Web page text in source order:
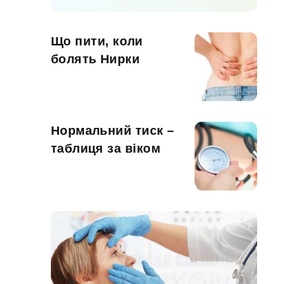
Що пити, коли
болять Нирки
Нормальний тиск –
таблиця за віком